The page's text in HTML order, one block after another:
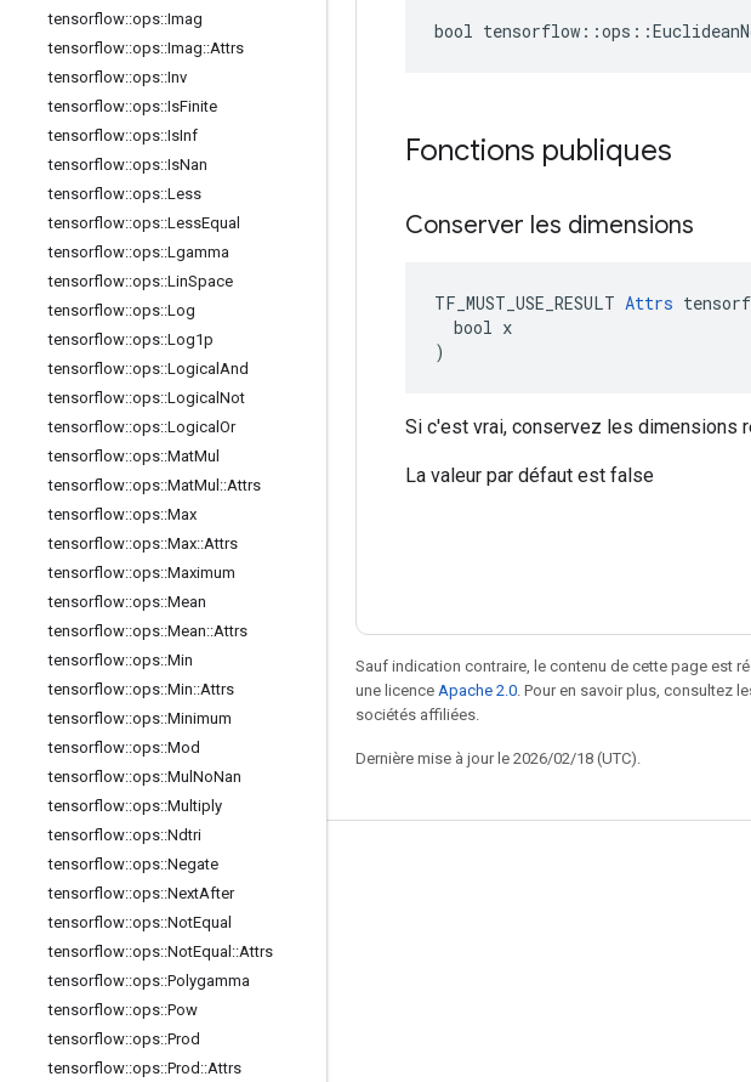
tensorflow::ops::Imag
tensorflow::ops::Imag::Attrs
tensorflow::ops::Inv
tensorflow::ops::IsFinite
tensorflow::ops::IsInf
tensorflow::ops::IsNan
tensorflow::ops::Less
tensorflow::ops::LessEqual
tensorflow::ops::Lgamma
tensorflow::ops::LinSpace
tensorflow::ops::Log
tensorflow::ops::Log1p
tensorflow::ops::Logical And
tensorflow::ops::Logical Not
tensorflow::ops::Logical Or
tensorflow::ops::MatMul
tensorflow::ops::MatMul ::Attrs
tensorflow::ops::Max
tensorflow::ops::Max::Attrs
tensorflow::ops::Maximum
tensorflow::ops::Mean
tensorflow::ops::Mean::Attrs
tensorflow::ops::Min
tensorflow::ops::Min::Attrs
tensorflow::ops::Minimum
tensorflow::ops::Mod
tensorflow::ops::Mul NoNan
tensorflow::ops::Multiply
tensorflow::ops::Ndtri
tensorflow::ops::Negate
tensorflow::ops::NextAfter
tensorflow::ops::NotEqual
tensorflow::ops::NotEqual ::Attrs
tensorflow::ops::Polygamma
tensorflow::ops::Pow
tensorflow::ops::Prod
tensorflow::ops::Prod ::Attrs
bool
Fonctions publiques
Conserver les dimensions
TF_MUST_USE_RESULT Attrs
  bool x
)
Si c'est vrai, conservez les dimensions
La valeur par défaut est false
Sauf indication contraire, le contenu de cette page est
une licence Apache 2.0 . Pour en savoir plus, consultez
sociétés affiliées.
Dernière mise à jour le 2026/02/18 (UTC).
Rester connecté
Forum
GitHub
YouTube